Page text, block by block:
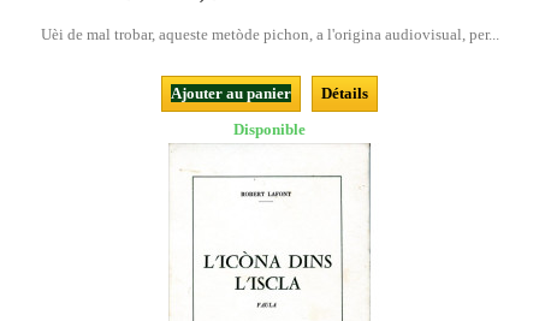
Uèi de mal trobar, aqueste metòde pichon, a l'origina audiovisual, per...
Ajouter au panier
Détails
Disponible